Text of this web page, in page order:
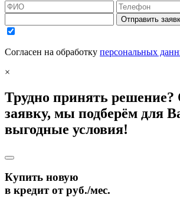
Отправить
Согласен на обработку персональных
×
Трудно принять решение?
заявку, мы подберём для
выгодные условия!
Купить новую
в кредит отруб./мес.